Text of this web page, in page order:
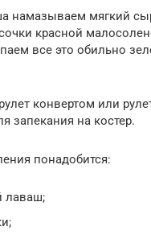
намазываем мягкий
красной
все это обильно
конвертом или
запекания на костер.
понадобится:
лаваш;